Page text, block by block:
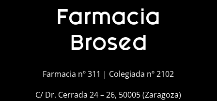
Farmacia
Brosed
Farmacia nº 311 | Colegiada nº 2102
C/ Dr. Cerrada 24 – 26, 50005 (Zaragoza)